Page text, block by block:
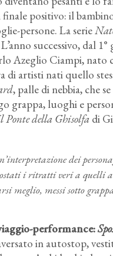
positivo: il
persone. La serie
successivo, dal
Azeglio Ciampi, nato
di artisti nati quello
, palle di nebbia, che
grappa, luoghi e
Ponte della Ghisolfa di
dei
i ritratti veri a quelli
meglio, messi sotto
performance:
in autostop,